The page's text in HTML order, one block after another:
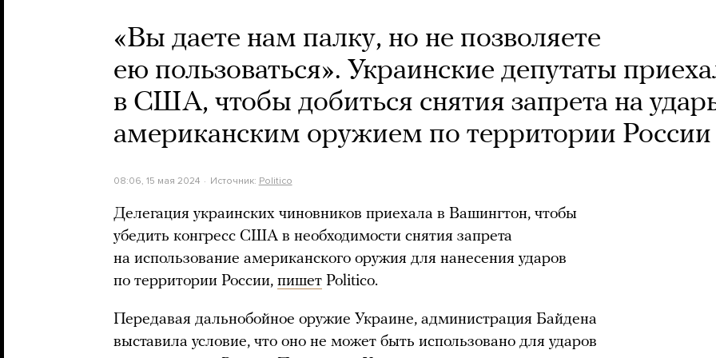
«Вы даете нам палку, но не позволяете
ею пользоваться». Украинские депутаты
в США, чтобы добиться снятия запрета на
американским оружием по территории России
08:06, 15 мая 2024 Источник: Politico
Делегация украинских чиновников приехала в Вашингтон, чтобы
убедить конгресс США в необходимости снятия запрета
на использование американского оружия для нанесения ударов
по территории России, пишет Politico.
Передавая дальнобойное оружие Украине, администрация Байдена
выставила условие, что оно не может быть использовано для ударов